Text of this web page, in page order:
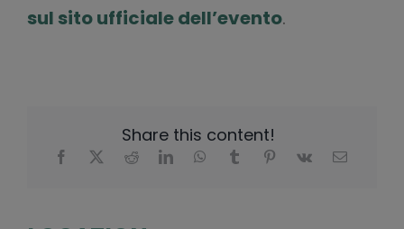
sul sito ufficiale dell’evento.
Share this content!